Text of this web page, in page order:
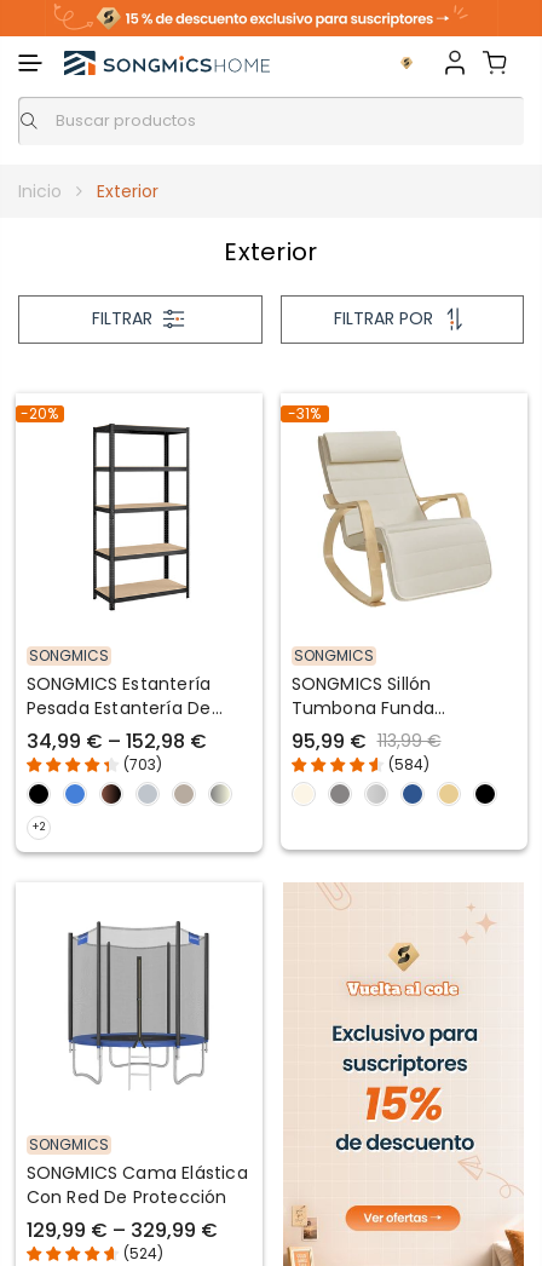
Inicio Exterior
Exterior
FILTRAR FILTRAR POR
-20%
SONGMICS
SONGMICS Estantería
Pesada Estantería De
Acero Montaje Sin
Herramientas
34,99 € – 152,98 €
(703)
-31%
SONGMICS
SONGMICS Sillón
Tumbona Funda
Desmontable
95,99 € 113,99 €
(584)
SONGMICS
SONGMICS Cama Elástica
Con Red De Protección
129,99 € – 329,99 €
(524)